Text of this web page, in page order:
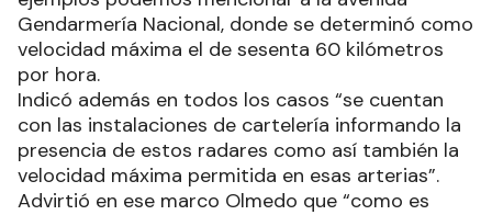
Gendarmería Nacional, donde se determinó como
velocidad máxima el de sesenta 60 kilómetros
por hora.
Indicó además en todos los casos “se cuentan
con las instalaciones de cartelería informando la
presencia de estos radares como así también la
velocidad máxima permitida en esas arterias”.
Advirtió en ese marco Olmedo que “como es